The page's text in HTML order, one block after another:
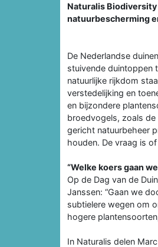
Naturalis
natuurbescherming
De Nederlandse
stuivende duintoppen
natuurlijke rijkdom
verstedelijking en
en bijzondere
broedvogels, zoals de
gericht natuurbeheer
houden. De vraag is
“Welke koers gaan
Op de Dag van de
Janssen: “Gaan we
subtielere wegen om
hogere
In Naturalis delen